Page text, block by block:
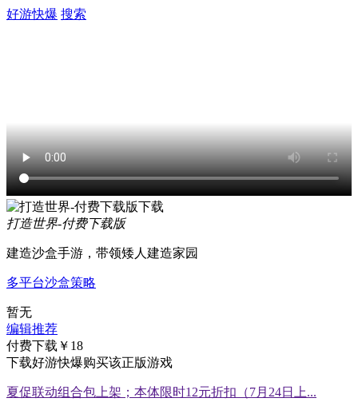
好游快爆 搜索
打造世界-付费下载版
建造沙盒手游，带领矮人建造家园
多平台沙盒策略
暂无
编辑推荐
付费下载￥18
下载好游快爆购买该正版游戏
夏促联动组合包上架；本体限时12元折扣（7月24日上...